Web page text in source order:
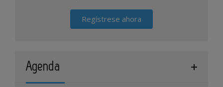
Regístrese ahora
Agenda